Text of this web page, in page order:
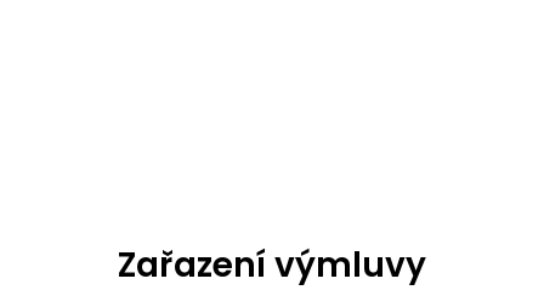
Zařazení výmluvy